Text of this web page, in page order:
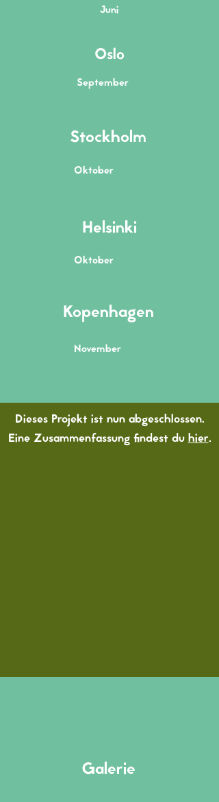
Juni
Helsinki
Oktober
Kopenhagen
November
Oslo
September
Oktober
Stockholm
Dieses Projekt ist nun abgeschlossen.
Eine Zusammenfassung findest duhier.
Galerie